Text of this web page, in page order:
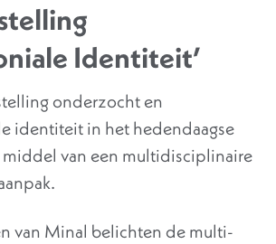
Identiteit’
onderzocht en
identiteit in het hedendaagse
middel van een multidisciplinaire
van Minal belichten de multi-